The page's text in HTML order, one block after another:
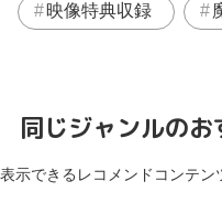
映像特典収録
同じジャンルの
表示できるレコメンドコンテン